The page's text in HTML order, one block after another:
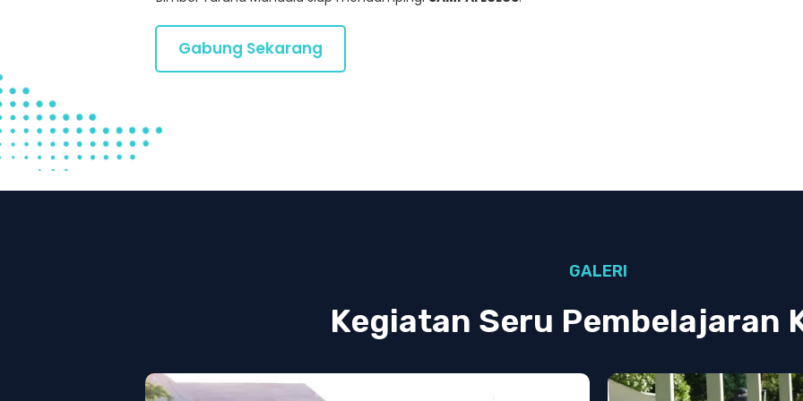
Gabung Sekarang
GALERI
Kegiatan Seru Pembelajaran